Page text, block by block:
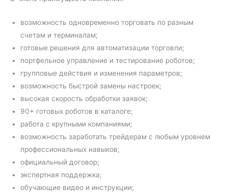
возможность одновременно торговать по разным
счетам и терминалам;
готовые решения для автоматизации торговли;
портфельное управление и тестирование роботов;
групповые действия и изменения параметров;
возможность быстрой замены настроек;
высокая скорость обработки заявок;
90+ готовых роботов в каталоге;
работа с крупными компаниями;
возможность заработать трейдерам с любым уровнем
профессиональных навыков;
официальный договор;
экспертная поддержка;
обучающие видео и инструкции;